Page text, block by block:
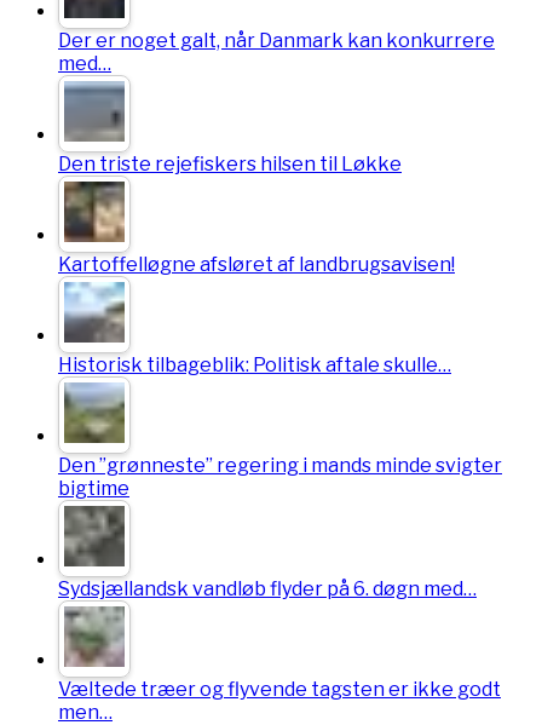
Der er noget galt, når Danmark kan konkurrere
med…
Den triste rejefiskers hilsen til Løkke
Kartoffelløgne afsløret af landbrugsavisen!
Historisk tilbageblik: Politisk aftale skulle…
Den ”grønneste” regering i mands minde svigter
bigtime
Sydsjællandsk vandløb flyder på 6. døgn med…
Væltede træer og flyvende tagsten er ikke godt
men…